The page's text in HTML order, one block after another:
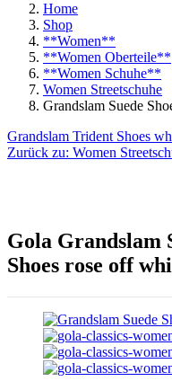
Home
Shop
**Women**
**Women Oberteile**
**Women Schuhe**
Women Streetschuhe
Grandslam Suede
Grandslam Trident Shoes
Zurück zu: Women
Gola Grandslam
Shoes rose off